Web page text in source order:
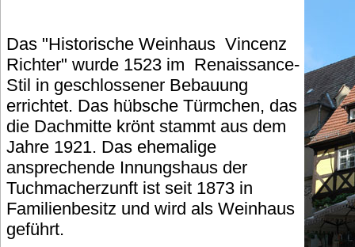
Das "Historische Weinhaus Vincenz
Richter" wurde 1523 im Renaissance-
Stil in geschlossener Bebauung
errichtet. Das hübsche Türmchen, das
die Dachmitte krönt stammt aus dem
Jahre 1921. Das ehemalige
ansprechende Innungshaus der
Tuchmacherzunft ist seit 1873 in
Familienbesitz und wird als Weinhaus
geführt.